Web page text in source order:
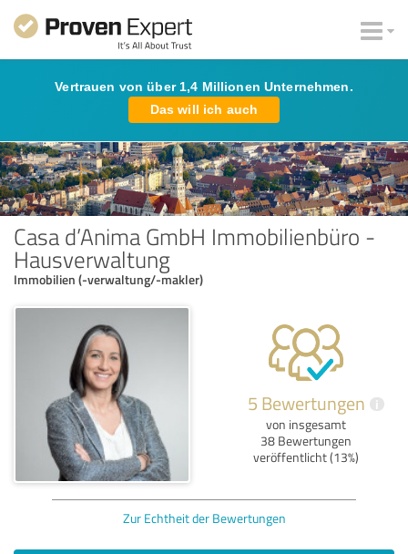
Vertrauen von über 1,4 Millionen Unternehmen.
Das will ich auch
Casa d’Anima GmbH Immobilienbüro -
Hausverwaltung
Immobilien (-verwaltung/-makler)
5 Bewertungen i
von insgesamt
38 Bewertungen
veröffentlicht (13%)
Zur Echtheit der Bewertungen